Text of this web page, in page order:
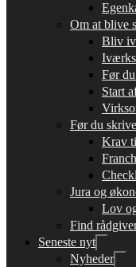
Om at blive
Bliv
Før
Start
Før du
Krav
Jura og
Lov
Find
Seneste nyt
Nyheder